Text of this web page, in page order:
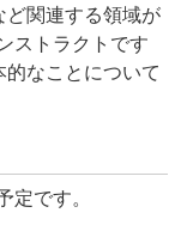
ど関連する領域が
ストラクトです
なことについて
定です。